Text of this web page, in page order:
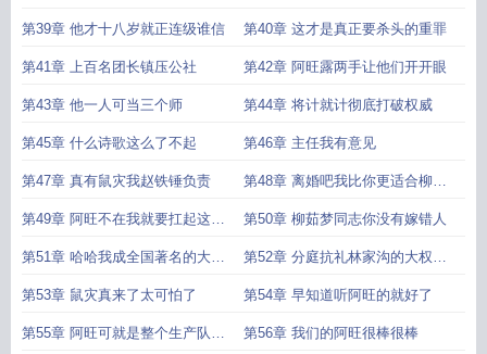
第39章 他才十八岁就正连级谁信 第40章 这才是真正要杀头的重罪
第41章 上百名团长镇压公社 第42章 阿旺露两手让他们开开眼
第43章 他一人可当三个师 第44章 将计就计彻底打破权威
第45章 什么诗歌这么了不起 第46章 主任我有意见
第47章 真有鼠灾我赵铁锤负责 第48章 离婚吧我比你更适合柳知
青
第49章 阿旺不在我就要扛起这个
家
第50章 柳茹梦同志你没有嫁错人
第51章 哈哈我成全国著名的大诗
人了
第52章 分庭抗礼林家沟的大权争
夺
第53章 鼠灾真来了太可怕了 第54章 早知道听阿旺的就好了
第55章 阿旺可就是整个生产队的 第56章 我们的阿旺很棒很棒